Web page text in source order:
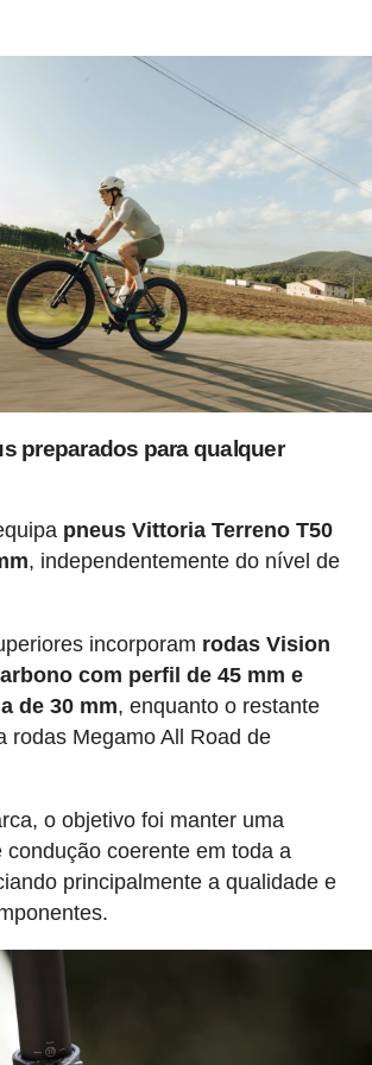
preparados para qualquer
pneus Vittoria Terreno T50
, independentemente do nível de
incorporam rodas Vision
com perfil de 45 mm e
de 30 mm, enquanto o restante
rodas Megamo All Road de
o objetivo foi manter uma
condução coerente em toda a
principalmente a qualidade e